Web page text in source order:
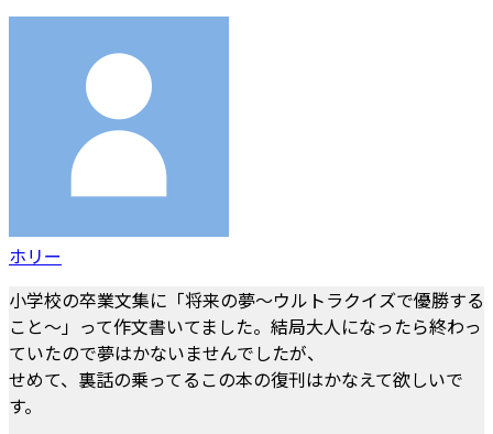
ホリー
小学校の卒業文集に「将来の夢～ウルトラクイズで優勝する
こと～」って作文書いてました。結局大人になったら終わっ
ていたので夢はかないませんでしたが、
せめて、裏話の乗ってるこの本の復刊はかなえて欲しいで
す。